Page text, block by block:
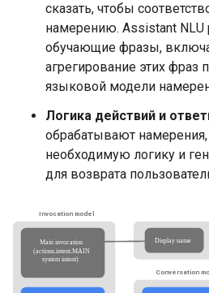
сказать, чтобы
намерению. Assistant NLU
обучающие фразы,
агрегирование этих фраз
языковой модели
Логика действий и
обрабатывают
необходимую логику и
для возврата